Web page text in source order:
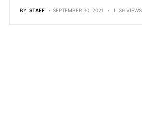
BY STAFF SEPTEMBER 30, 2021 39 VIEWS